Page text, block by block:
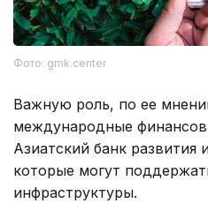
Фото: gmk.center
Важную роль, по ее
международные
Азиатский банк развития
которые могут
инфраструктуры.